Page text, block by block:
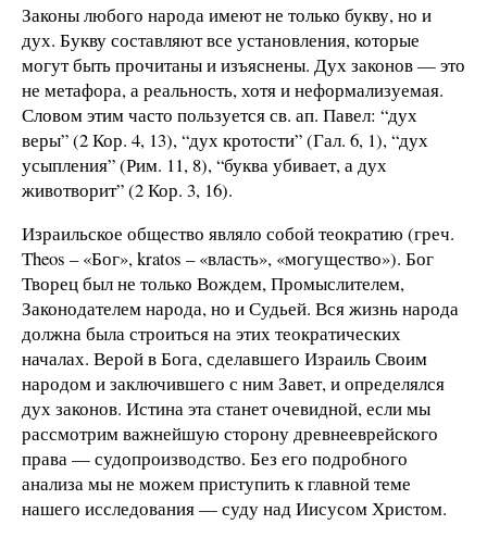
Законы любого народа имеют не только букву, но и
дух. Букву составляют все установления, которые
могут быть прочитаны и изъяснены. Дух законов — это
не метафора, а реальность, хотя и неформализуемая.
Словом этим часто пользуется св. ап. Павел: “дух
веры” (2 Кор. 4, 13), “дух кротости” (Гал. 6, 1), “дух
усыпления” (Рим. 11, 8), “буква убивает, а дух
животворит” (2 Кор. 3, 16).
Израильское общество являло собой теократию (греч.
Тheos – «Бог», kratos – «власть», «могущество»). Бог
Творец был не только Вождем, Промыслителем,
Законодателем народа, но и Судьей. Вся жизнь народа
должна была строиться на этих теократических
началах. Верой в Бога, сделавшего Израиль Своим
народом и заключившего с ним Завет, и определялся
дух законов. Истина эта станет очевидной, если мы
рассмотрим важнейшую сторону древнееврейского
права — судопроизводство. Без его подробного
анализа мы не можем приступить к главной теме
нашего исследования — суду над Иисусом Христом.